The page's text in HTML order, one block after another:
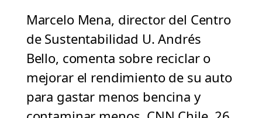
Marcelo Mena, director del Centro
de Sustentabilidad U. Andrés
Bello, comenta sobre reciclar o
mejorar el rendimiento de su auto
para gastar menos bencina y